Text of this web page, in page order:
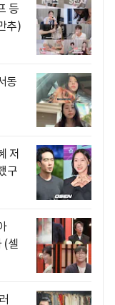
등
추)
동
저
구
(셀